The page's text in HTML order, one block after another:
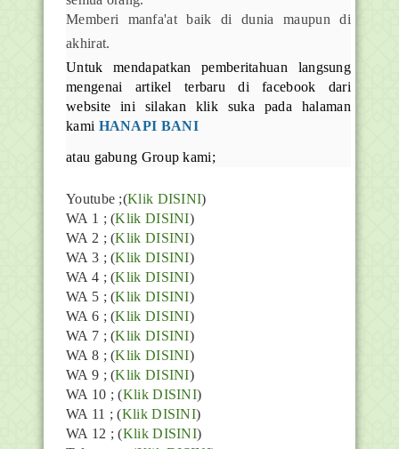
Memberi manfa'at baik di dunia maupun di
akhirat.
Untuk mendapatkan pemberitahuan langsung
mengenai artikel terbaru di facebook dari
website ini silakan klik suka pada halaman
kami HANAPI BANI
atau gabung Group kami;
Youtube ;(Klik DISINI)
WA 1 ; (Klik DISINI)
WA 2 ; (Klik DISINI)
WA 3 ; (Klik DISINI)
WA 4 ; (Klik DISINI)
WA 5 ; (Klik DISINI)
WA 6 ; (Klik DISINI)
WA 7 ; (Klik DISINI)
WA 8 ; (Klik DISINI)
WA 9 ; (Klik DISINI)
WA 10 ; (Klik DISINI)
WA 11 ; (Klik DISINI)
WA 12 ; (Klik DISINI)